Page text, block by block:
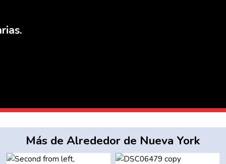
Más de Alrededor de Nueva York